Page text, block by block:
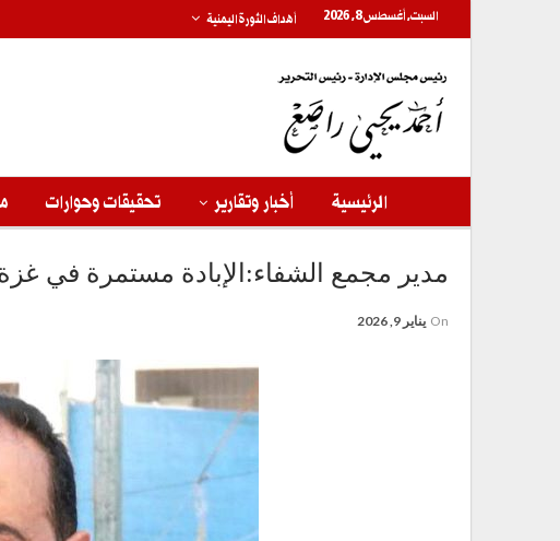
السبت, أغسطس 8, 2026 أهداف الثورة اليمنية
الرئيسية أخبار وتقارير تحقيقات وحوارات
مدير مجمع الشفاء:الإبادة مستمرة في
On يناير 9, 2026